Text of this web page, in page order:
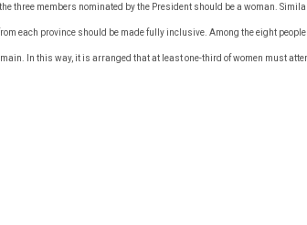
three members nominated by the President should be a woman.
each province should be made fully inclusive. Among the eight
In this way, it is arranged that at least one-third of women must